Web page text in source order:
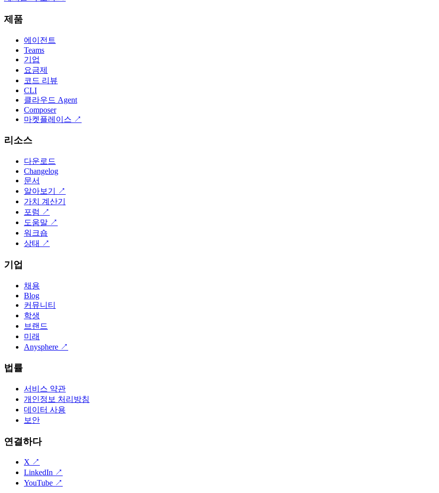
제품
에이전트
Teams
기업
요금제
코드 리뷰
CLI
클라우드 Agent
Composer
마켓플레이스 ↗
리소스
다운로드
Changelog
문서
알아보기
↗
가치 계산기
포럼 ↗
도움말 ↗
워크숍
상태 ↗
기업
채용
Blog
커뮤니티
학생
브랜드
미래
Anysphere ↗
법률
서비스 약관
개인정보 처리방침
데이터 사용
보안
연결하다
X ↗
LinkedIn ↗
YouTube ↗